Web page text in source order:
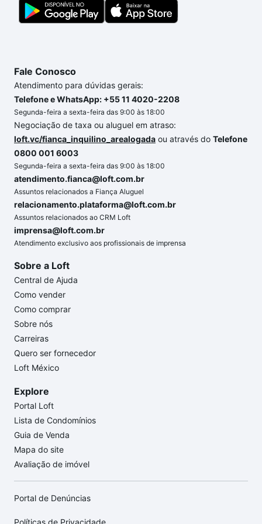
Fale Conosco
Atendimento para dúvidas gerais:
Telefone e WhatsApp: +55 11 4020-2208
Segunda-feira a sexta-feira das 9:00 às 18:00
Negociação de taxa ou aluguel em atraso:
loft.vc/fianca_inquilino_arealogada ou através do Telefone
0800 001 6003
Segunda-feira a sexta-feira das 9:00 às 18:00
atendimento.fianca@loft.com.br
Assuntos relacionados a Fiança Aluguel
relacionamento.plataforma@loft.com.br
Assuntos relacionados ao CRM Loft
imprensa@loft.com.br
Atendimento exclusivo aos profissionais de imprensa
Sobre a Loft
Central de Ajuda
Como vender
Como comprar
Sobre nós
Carreiras
Quero ser fornecedor
Loft México
Explore
Portal Loft
Lista de Condomínios
Guia de Venda
Mapa do site
Avaliação de imóvel
Portal de Denúncias
Políticas de Privacidade